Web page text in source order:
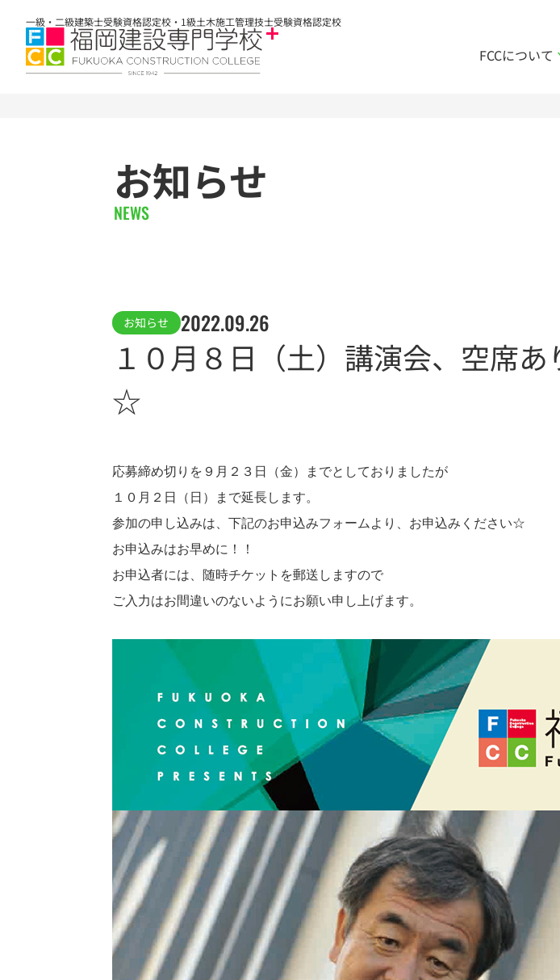
一級・二級建築士受験資格認定校・1級土木施工管理技士受験資格認定校
FCCについて
お知らせ
NEWS
お知らせ 2022.09.26
１０月８日（土）講演会、空席
☆
応募締め切りを９月２３日（金）までとしておりましたが
１０月２日（日）まで延長します。
参加の申し込みは、下記のお申込みフォームより、お申込みください☆
お申込みはお早めに！！
お申込者には、随時チケットを郵送しますので
ご入力はお間違いのないようにお願い申し上げます。